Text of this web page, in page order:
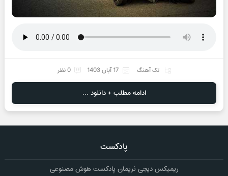
تک آهنگ 17 آبان 1403 0 نظر
ادامه مطلب + دانلود ...
پادکست
ریمیکس دیجی نریمان پادکست هوش مصنوعی